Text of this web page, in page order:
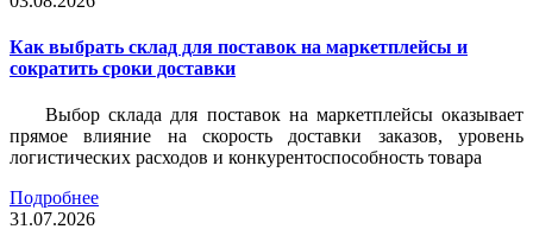
Как выбрать склад для поставок на маркетплейсы и
сократить сроки доставки
Выбор склада для поставок на маркетплейсы оказывает
прямое влияние на скорость доставки заказов, уровень
логистических расходов и конкурентоспособность товара
Подробнее
31.07.2026